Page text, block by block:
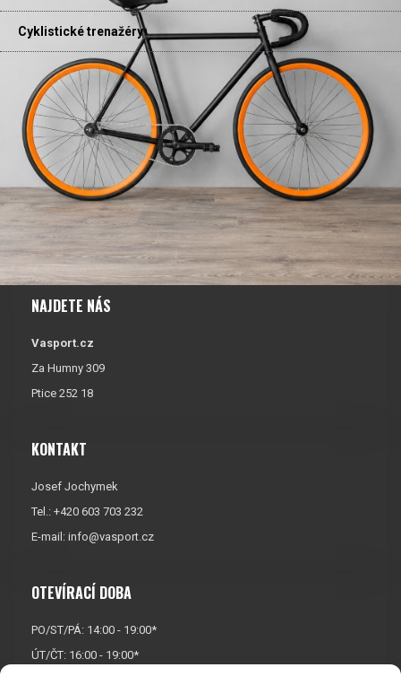
Cyklistické trenažéry
NAJDETE NÁS
Vasport.cz
Za Humny 309
Ptice 252 18
KONTAKT
Josef Jochymek
Tel.: +420 603 703 232
E-mail: info@vasport.cz
OTEVÍRACÍ DOBA
PO/ST/PÁ: 14:00 - 19:00*
ÚT/ČT: 16:00 - 19:00*